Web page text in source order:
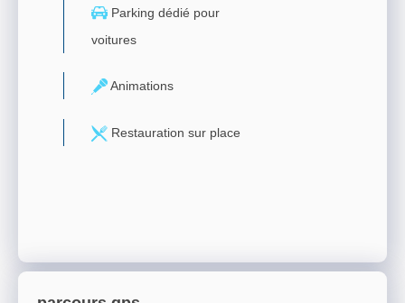
Parking dédié pour
voitures
Animations
Restauration sur place